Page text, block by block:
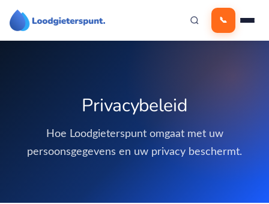
📞
naar
de
Privacybeleid
Hoe Loodgieterspunt omgaat met uw
persoonsgegevens en uw privacy beschermt.